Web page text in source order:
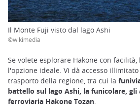
Il Monte Fuji visto dal lago Ashi
©wikimedia
Se volete esplorare Hakone con facilità,
l'opzione ideale. Vi dà accesso
trasporto della regione, tra cui la
battello sul lago Ashi, la funicolare, gli
ferroviaria Hakone Tozan.